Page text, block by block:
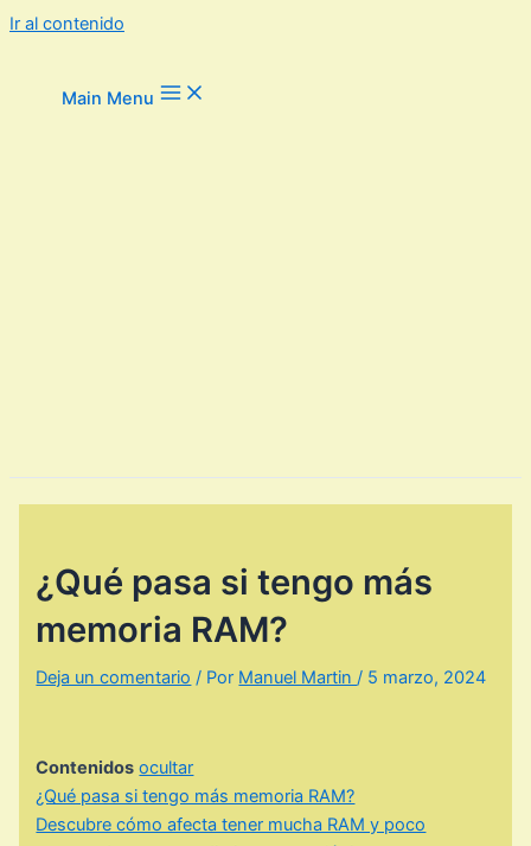
Ir al contenido
Main Menu
¿Qué pasa si tengo más
memoria RAM?
Deja un comentario / Por Manuel Martin/ 5 marzo, 2024
Contenidos ocultar
¿Qué pasa si tengo más memoria RAM?
Descubre cómo afecta tener mucha RAM y poco